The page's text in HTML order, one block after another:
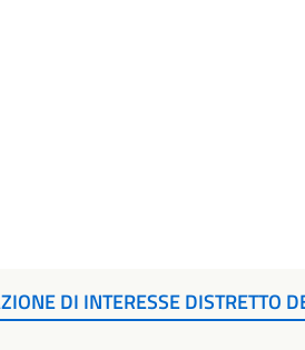
DI INTERESSE DISTRETTO